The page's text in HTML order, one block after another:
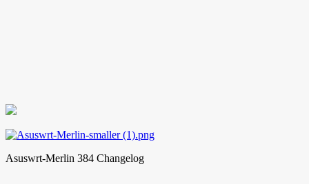
Asuswrt-Merlin 384 Changelog